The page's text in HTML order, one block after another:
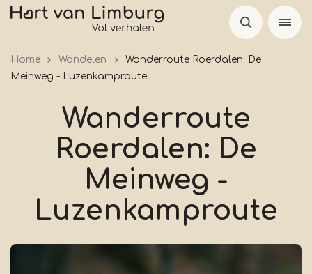
Skip
Home Wandelen
Wanderroute Roerdalen: De
Meinweg - Luzenkamproute
Wanderroute
Roerdalen: De
Meinweg -
Luzenkamproute